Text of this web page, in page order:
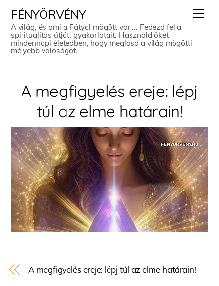
content
FÉNYÖRVÉNY
A világ, és ami a Fátyol mögött van... Fedezd fel a
spiritualitás útját, gyakorlatait. Használd őket
mindennapi életedben, hogy meglásd a világ mögötti
mélyebb valóságot.
A megfigyelés ereje: lépj
túl az elme határain!
A megfigyelés ereje: lépj túl az elme határain!